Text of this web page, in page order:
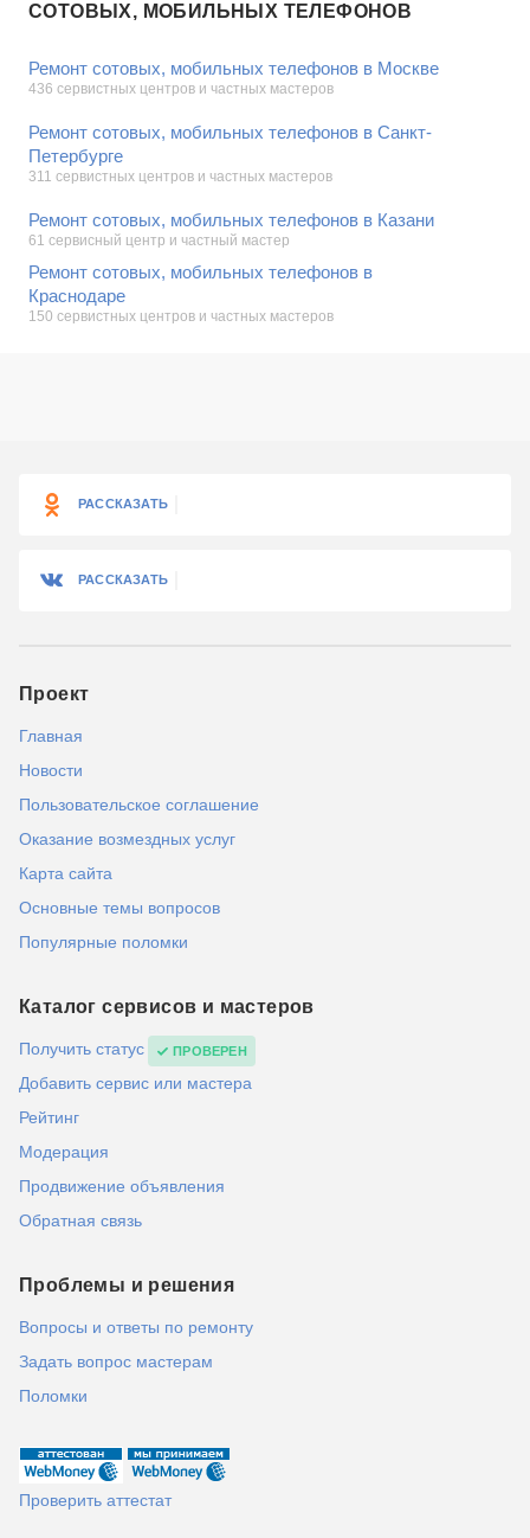
СОТОВЫХ, МОБИЛЬНЫХ ТЕЛЕФОНОВ
Ремонт сотовых, мобильных телефонов в Москве
436 сервистных центров и частных мастеров
Ремонт сотовых, мобильных телефонов в Санкт-
Петербурге
311 сервистных центров и частных мастеров
Ремонт сотовых, мобильных телефонов в Казани
61 сервисный центр и частный мастер
Ремонт сотовых, мобильных телефонов в
Краснодаре
150 сервистных центров и частных мастеров
РАССКАЗАТЬ
РАССКАЗАТЬ
Проект
Главная
Новости
Пользовательское соглашение
Оказание возмездных услуг
Карта сайта
Основные темы вопросов
Популярные поломки
Каталог сервисов и мастеров
Получить статус ПРОВЕРЕН
Добавить сервис или мастера
Рейтинг
Модерация
Продвижение объявления
Обратная связь
Проблемы и решения
Вопросы и ответы по ремонту
Задать вопрос мастерам
Поломки
Проверить аттестат